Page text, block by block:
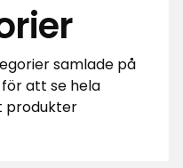
samlade på
att se hela
produkter